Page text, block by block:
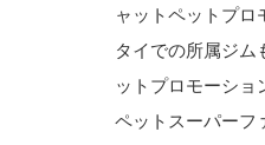
ャットペットプロ
タイでの所属ジム
ットプロモーショ
ペットスーパーフ